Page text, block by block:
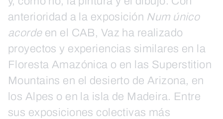
anterioridad a la exposición Num único
acordeen el CAB, Vaz ha realizado
proyectos y experiencias similares en la
Floresta Amazónica o en las Superstition
Mountains en el desierto de Arizona, en
los Alpes o en la isla de Madeira. Entre
sus exposiciones colectivas más